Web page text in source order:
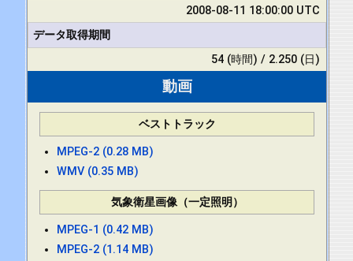
2008-08-11 18:00:00 UTC
データ取得期間
54 (時間) / 2.250 (日)
動画
ベストトラック
MPEG-2 (0.28 MB)
WMV (0.35 MB)
気象衛星画像（一定照明）
MPEG-1 (0.42 MB)
MPEG-2 (1.14 MB)